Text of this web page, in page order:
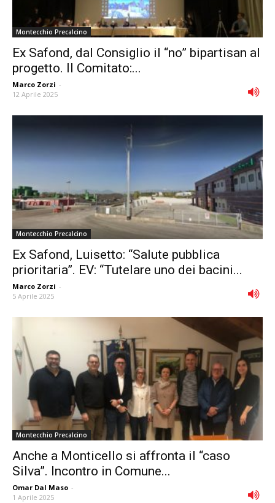
Montecchio Precalcino
Ex Safond, dal Consiglio il “no” bipartisan al
progetto. Il Comitato:...
Marco Zorzi -
12 Aprile 2025
Montecchio Precalcino
Ex Safond, Luisetto: “Salute pubblica
prioritaria”. EV: “Tutelare uno dei bacini...
Marco Zorzi -
5 Aprile 2025
Montecchio Precalcino
Anche a Monticello si affronta il “caso
Silva”. Incontro in Comune...
Omar Dal Maso -
1 Aprile 2025